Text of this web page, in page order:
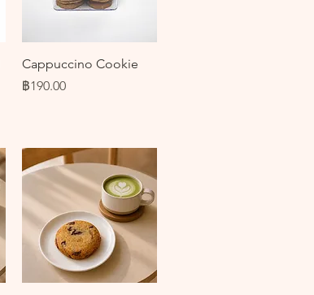
ดูข้อมูลด่วน
Cappuccino Cookie
ราคา
฿190.00